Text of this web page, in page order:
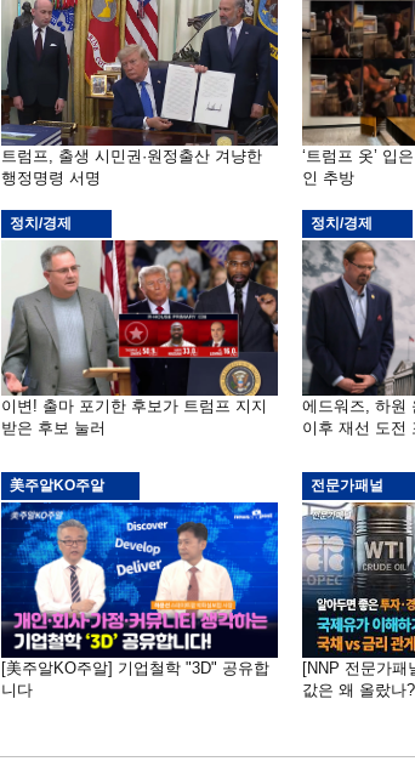
트럼프, 출생 시민권·원정출산 겨냥한
행정명령 서명
‘트럼프 옷’ 입
인 추방
정치/경제
이변! 출마 포기한 후보가 트럼프 지지
받은 후보 눌러
정치/경제
에드워즈, 하원
이후 재선 도전
美주알KO주알
[美주알KO주알] 기업철학 "3D" 공유합
니다
전문가패널
[NNP 전문가패
값은 왜 올랐